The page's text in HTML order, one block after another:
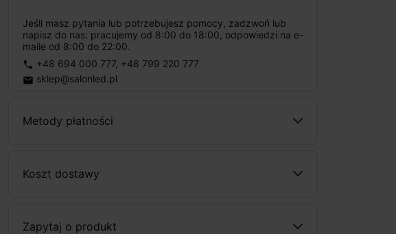
Jeśli masz pytania lub potrzebujesz pomocy, zadzwoń lub
napisz do nas: pracujemy od 8:00 do 18:00, odpowiedzi na e-
maile od 8:00 do 22:00.
phone +48 694 000 777, +48 799 220 777
email sklep@salonled.pl
Metody płatności
Koszt dostawy
Zapytaj o produkt